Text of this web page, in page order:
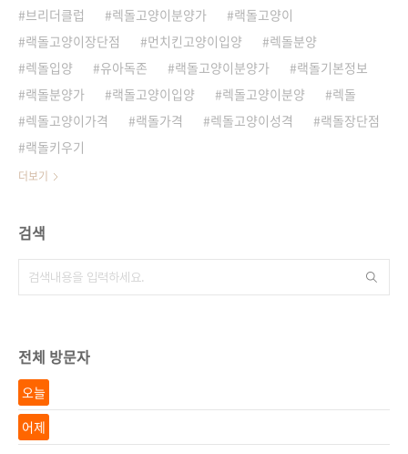
브리더클럽
렉돌고양이분양가
랙돌고양이
랙돌고양이장단점
먼치킨고양이입양
렉돌분양
렉돌입양
유아독존 랙돌고양이분양가
랙돌기본정보
랙돌분양가
랙돌고양이입양 렉돌고양이분양
렉돌
렉돌고양이가격
랙돌가격 렉돌고양이성격
랙돌장단점
랙돌키우기
더보기
검색
전체 방문자
오늘
어제